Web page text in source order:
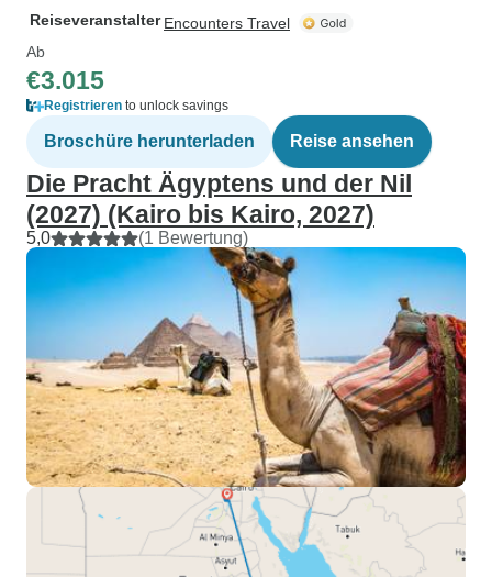
Reiseveranstalter Encounters Travel
Ab
€3.015
Registrieren to unlock savings
Broschüre herunterladen Reise ansehen
Die Pracht Ägyptens und der Nil
(2027) (Kairo bis Kairo, 2027)
5,0 (1 Bewertung)